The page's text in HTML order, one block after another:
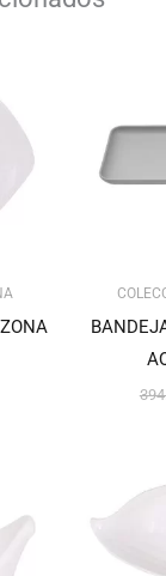
es:
230.41€.